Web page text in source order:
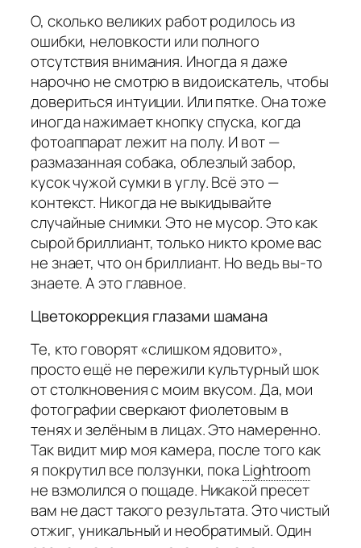
О, сколько великих работ родилось из
ошибки, неловкости или полного
отсутствия внимания. Иногда я даже
нарочно не смотрю в видоискатель, чтобы
довериться интуиции. Или пятке. Она тоже
иногда нажимает кнопку спуска, когда
фотоаппарат лежит на полу. И вот —
размазанная собака, облезлый забор,
кусок чужой сумки в углу. Всё это —
контекст. Никогда не выкидывайте
случайные снимки. Это не мусор. Это как
сырой бриллиант, только никто кроме вас
не знает, что он бриллиант. Но ведь вы-то
знаете. А это главное.
Цветокоррекция глазами шамана
Те, кто говорят «слишком ядовито»,
просто ещё не пережили культурный шок
от столкновения с моим вкусом. Да, мои
фотографии сверкают фиолетовым в
тенях и зелёным в лицах. Это намеренно.
Так видит мир моя камера, после того как
я покрутил все ползунки, пока Lightroom
не взмолился о пощаде. Никакой пресет
вам не даст такого результата. Это чистый
отжиг, уникальный и необратимый. Один